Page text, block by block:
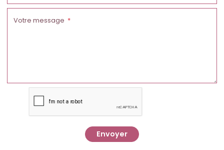
Votre message
Envoyer